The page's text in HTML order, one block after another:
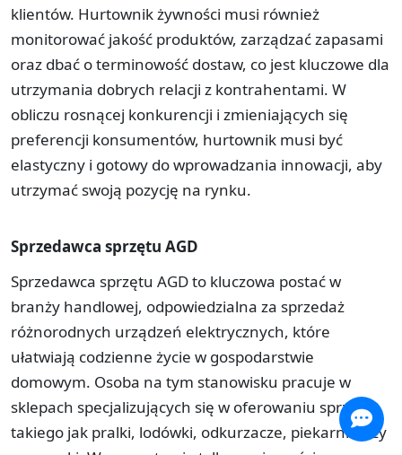
klientów. Hurtownik żywności musi również
monitorować jakość produktów, zarządzać zapasami
oraz dbać o terminowość dostaw, co jest kluczowe dla
utrzymania dobrych relacji z kontrahentami. W
obliczu rosnącej konkurencji i zmieniających się
preferencji konsumentów, hurtownik musi być
elastyczny i gotowy do wprowadzania innowacji, aby
utrzymać swoją pozycję na rynku.
Sprzedawca sprzętu AGD
Sprzedawca sprzętu AGD to kluczowa postać w
branży handlowej, odpowiedzialna za sprzedaż
różnorodnych urządzeń elektrycznych, które
ułatwiają codzienne życie w gospodarstwie
domowym. Osoba na tym stanowisku pracuje w
sklepach specjalizujących się w oferowaniu sprzętu,
takiego jak pralki, lodówki, odkurzacze, piekarniki czy